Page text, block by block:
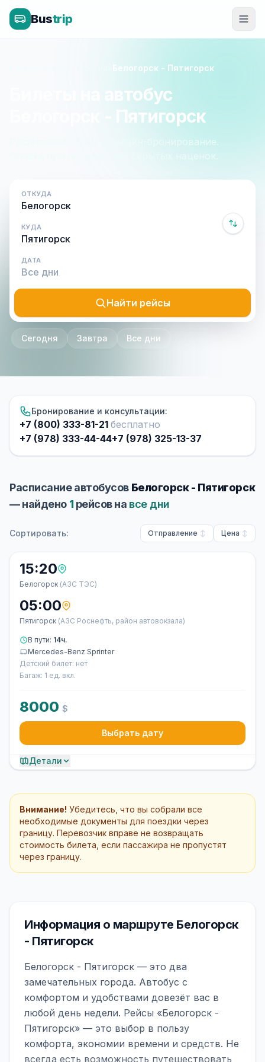
Bustrip
Белогорск - Пятигорск
Билеты на автобус
Белогорск - Пятигорск
Расписание, цены и онлайн-бронирование.
Оплата при посадке, без скрытых наценок.
ОТКУДА
КУДА
ДАТА
Найти рейсы
Сегодня Завтра Все дни
Бронирование и консультации:
+7 (800) 333-81-21 бесплатно
+7 (978) 333-44-44+7 (978) 325-13-37
Расписание автобусов Белогорск - Пятигорск
— найдено 1рейсов на все дни
Сортировать: Отправление Цена
15:20
Белогорск (АЗС ТЭС)
05:00
Пятигорск (АЗС Роснефть, район автовокзала)
В пути: 14ч.
Mercedes-Benz Sprinter
Детский билет: нет
Багаж: 1 ед. вкл.
8000 $
Выбрать дату
Детали
Внимание! Убедитесь, что вы собрали все
необходимые документы для поездки через
границу. Перевозчик вправе не возвращать
стоимость билета, если пассажира не пропустят
через границу.
Информация о маршруте Белогорск
- Пятигорск
Белогорск - Пятигорск — это два
замечательных города. Автобус с
комфортом и удобствами довезёт вас в
любой день недели. Рейсы «Белогорск -
Пятигорск» — это выбор в пользу
комфорта, экономии времени и средств. Не
всегда есть возможность путешествовать